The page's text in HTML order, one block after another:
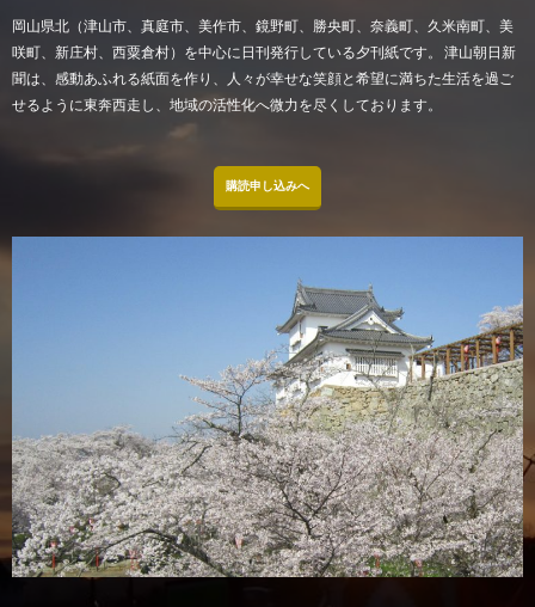
岡山県北（津山市、真庭市、美作市、鏡野町、勝央町、奈義町、久米南町、美
咲町、新庄村、西粟倉村）を中心に日刊発行している夕刊紙です。 津山朝日新
聞は、感動あふれる紙面を作り、人々が幸せな笑顔と希望に満ちた生活を過ご
せるように東奔西走し、地域の活性化へ微力を尽くしております。
購読申し込みへ